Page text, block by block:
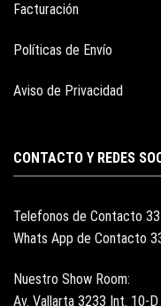
Facturación
Políticas de Envío
Aviso de Privacidad
CONTACTO Y REDES
Telefonos de Contacto
Whats App de Contacto
Nuestro Show Room:
Av. Vallarta 3233 Int. 10-D